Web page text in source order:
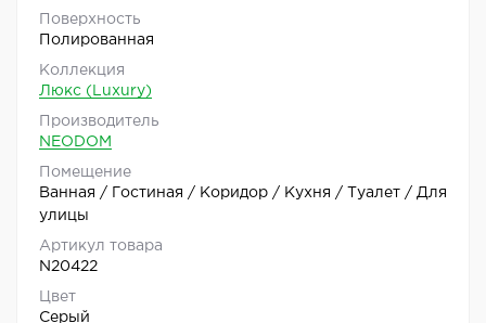
Поверхность
Полированная
Коллекция
Люкс (Luxury)
Производитель
NEODOM
Помещение
Ванная / Гостиная / Коридор / Кухня / Туалет / Для
улицы
Артикул товара
N20422
Цвет
Серый